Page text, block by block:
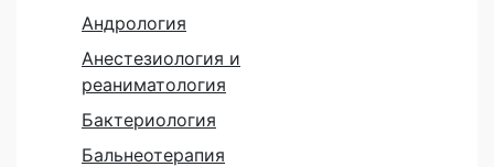
Андрология
Анестезиология и
реаниматология
Бактериология
Бальнеотерапия